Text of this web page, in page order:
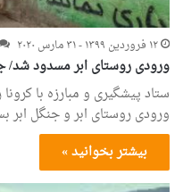
۱۲ فروردین ۱۳۹۹ - ۳۱ مارس ۲۰۲۰
ورودی روستای ابر مسدود شد/
ستاد پیشگیری و مبارزه با
ورودی روستای ابر و جنگل ابر
بیشتر بخوانید »